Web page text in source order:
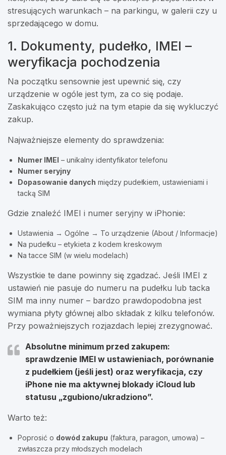
stresujących warunkach – na parkingu, w galerii czy u
sprzedającego w domu.
1. Dokumenty, pudełko, IMEI –
weryfikacja pochodzenia
Na początku sensownie jest upewnić się, czy
urządzenie w ogóle jest tym, za co się podaje.
Zaskakująco często już na tym etapie da się wykluczyć
zakup.
Najważniejsze elementy do sprawdzenia:
Numer IMEI – unikalny identyfikator telefonu
Numer seryjny
Dopasowanie danych między pudełkiem, ustawieniami i
tacką SIM
Gdzie znaleźć IMEI i numer seryjny w iPhonie:
Ustawienia → Ogólne → To urządzenie (About / Informacje)
Na pudełku – etykieta z kodem kreskowym
Na tacce SIM (w wielu modelach)
Wszystkie te dane powinny się zgadzać. Jeśli IMEI z
ustawień nie pasuje do numeru na pudełku lub tacka
SIM ma inny numer – bardzo prawdopodobna jest
wymiana płyty głównej albo składak z kilku telefonów.
Przy poważniejszych rozjazdach lepiej zrezygnować.
Absolutne minimum przed zakupem:
sprawdzenie IMEI w ustawieniach, porównanie
z pudełkiem (jeśli jest) oraz weryfikacja, czy
iPhone nie ma aktywnej blokady iCloud lub
statusu „zgubiono/ukradziono”.
Warto też:
Poprosić o dowód zakupu (faktura, paragon, umowa) –
zwłaszcza przy młodszych modelach